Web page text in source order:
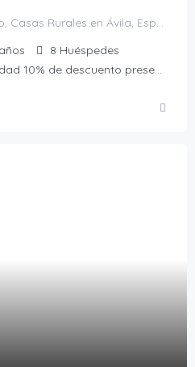
Calle La Plaza 6, Robledillo, Casas Rurales en Ávila, España
8 Huéspedes
la Tarjeta Amiga. No acumulable a otras ofertas